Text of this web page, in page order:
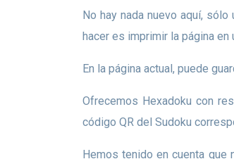
No hay nada nuevo aquí, sólo un tablero de juego con 256 casillas, algunas de las cuales ya están llenas de números. Todo lo que un jugador potencial debe
hacer es imprimir la página
En la página actual, puede
Ofrecemos Hexadoku con respuestas en la misma página. Pero las respuestas están ocultas; Para ver la respuesta al rompecabezas, debes escanear el
código QR del Sudoku
Hemos tenido en cuenta que nuestros Sudokus los resuelven usuarios de diferentes niveles. Por lo tanto, puedes descargar un Sudoku fácil de 16x16 para